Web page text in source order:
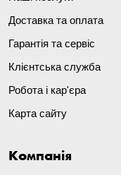
Доставка та оплата
Гарантія та сервіс
Клієнтська служба
Робота і кар'єра
Карта сайту
Компанія